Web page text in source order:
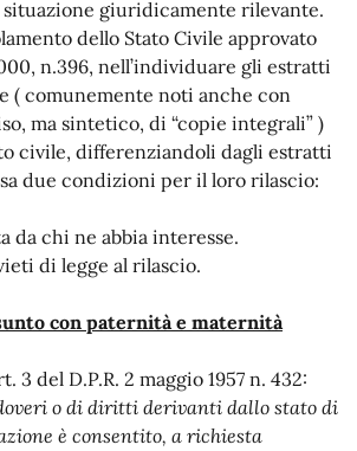
giuridicamente rilevante.
dello Stato Civile approvato
n.396, nell’individuare gli estratti
( comunemente noti anche con
ma sintetico, di “copie integrali” )
civile, differenziandoli dagli estratti
due condizioni per il loro rilascio:
da chi ne abbia interesse.
di legge al rilascio.
con paternità e maternità
3 del D.P.R. 2 maggio 1957 n. 432:
o di diritti derivanti dallo stato di
è consentito, a richiesta